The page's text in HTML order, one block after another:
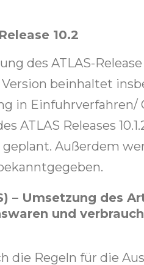
10.2
des ATLAS-Release
beinhaltet
in Einfuhrverfahren/
ATLAS Releases
geplant. Außerdem
– Umsetzung des
und
die Regeln für die